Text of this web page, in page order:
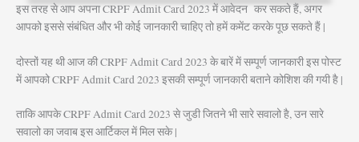
इस तरह से आप अपना CRPF Admit Card 2023 में आवेदन कर सकते हैं, अगर
आपको इससे संबंधित और भी कोई जानकारी चाहिए तो हमें कमेंट करके पूछ सकते हैं |
दोस्तों यह थी आज की CRPF Admit Card 2023 के बारें में सम्पूर्ण जानकारी इस पोस्ट
में आपको CRPF Admit Card 2023 इसकी सम्पूर्ण जानकारी बताने कोशिश की गयी है |
ताकि आपके CRPF Admit Card 2023 से जुडी जितने भी सारे सवालो है, उन सारे
सवालो का जवाब इस आर्टिकल में मिल सके |